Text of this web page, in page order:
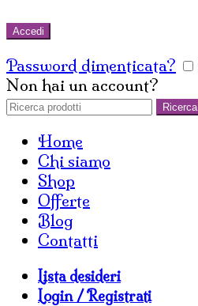
Accedi
Password dimenticata?
Non hai un account?
Cerca:
Home
Chi siamo
Shop
Offerte
Blog
Contatti
Lista desideri
Login / Registrati